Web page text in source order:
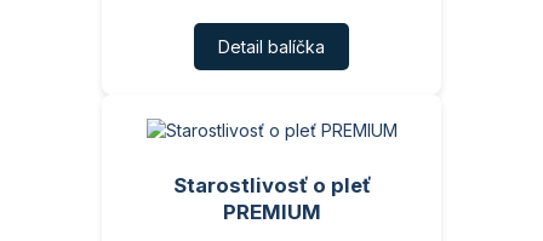
Detail balíčka
Starostlivosť o pleť
PREMIUM